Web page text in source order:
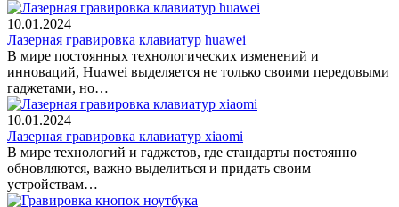
10.01.2024
Лазерная гравировка клавиатур huawei
В мире постоянных технологических изменений и
инноваций, Huawei выделяется не только своими передовыми
гаджетами, но…
10.01.2024
Лазерная гравировка клавиатур xiaomi
В мире технологий и гаджетов, где стандарты постоянно
обновляются, важно выделиться и придать своим
устройствам…